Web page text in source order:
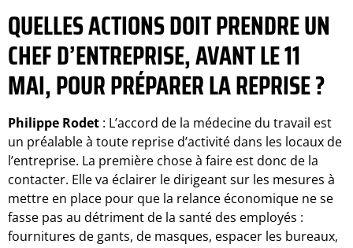
QUELLES ACTIONS DOIT PRENDRE UN
CHEF D’ENTREPRISE, AVANT LE 11
MAI, POUR PRÉPARER LA REPRISE ?
Philippe Rodet : L’accord de la médecine du travail est
un préalable à toute reprise d’activité dans les locaux de
l’entreprise. La première chose à faire est donc de la
contacter. Elle va éclairer le dirigeant sur les mesures à
mettre en place pour que la relance économique ne se
fasse pas au détriment de la santé des employés :
fournitures de gants, de masques, espacer les bureaux,